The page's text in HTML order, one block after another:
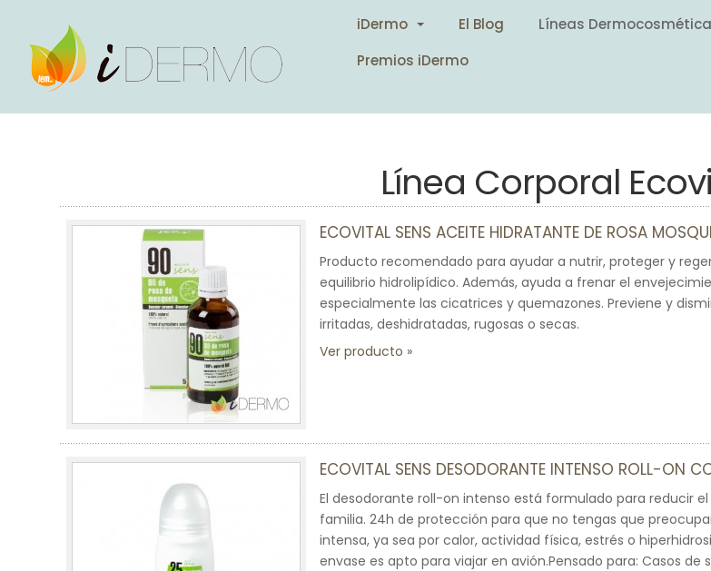
iDermo El Blog Líneas
Premios iDermo
Línea Corporal
ECOVITAL SENS ACEITE HIDRATANTE DE ROSA
Producto recomendado para ayudar a nutrir, proteger y
equilibrio hidrolipídico. Además, ayuda a frenar el
especialmente las cicatrices y quemazones. Previene y
irritadas, deshidratadas, rugosas o secas.
Ver producto
ECOVITAL SENS DESODORANTE INTENSO ROLL-ON
El desodorante roll-on intenso está formulado para reducir
familia. 24h de protección para que no tengas que
intensa, ya sea por calor, actividad física, estrés o
envase es apto para viajar en avión.Pensado para: Casos de